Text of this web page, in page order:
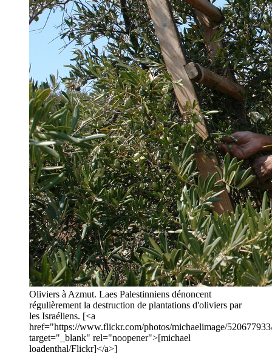
Oliviers à Azmut. Laes Palestinniens dénoncent
régulièrement la destruction de plantations d'oliviers par
les Israéliens. [<a
href="https://www.flickr.com/photos/michaelimage/
target="_blank" rel="noopener">[michael
loadenthal/Flickr]</a>]